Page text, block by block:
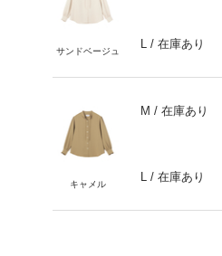
サンドベージュ
L / 在庫あり
キャメル
M / 在庫あり
L / 在庫あり